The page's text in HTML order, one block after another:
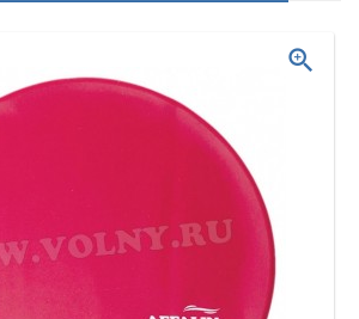
zoom_in